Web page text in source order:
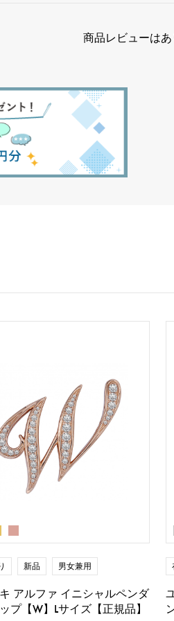
商品レビューはあ
新品 男女兼用
アルファ イニシャルペンダ
プ【W】Lサイズ【正規品】